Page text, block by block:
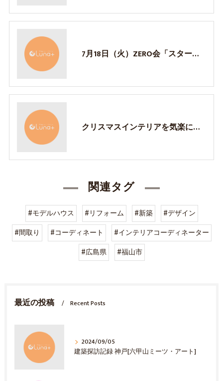
7月18日（火）ZERO会「スタートアップセミナー」
クリスマスインテリアを気楽に！福山市でインテリアのことに悩んだら（株）樹-itsuki-へ
関連タグ
#モデルハウス #リフォーム #新築
#デザイン
#間取り
#コーディネート
#インテリアコーディネーター
#広島県
#福山市
最近の投稿 Recent Posts
2024/09/05
建築探訪記録 神戸[六甲山ミーツ・アート]